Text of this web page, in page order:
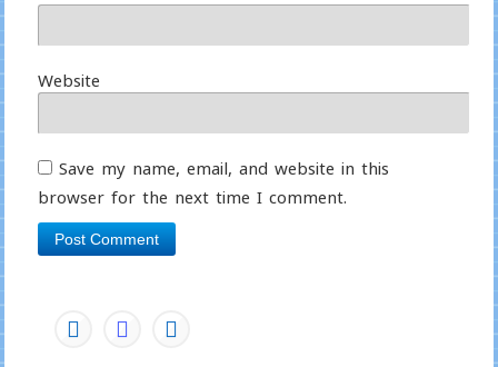
Website
Save my name, email, and website in this
browser for the next time I comment.